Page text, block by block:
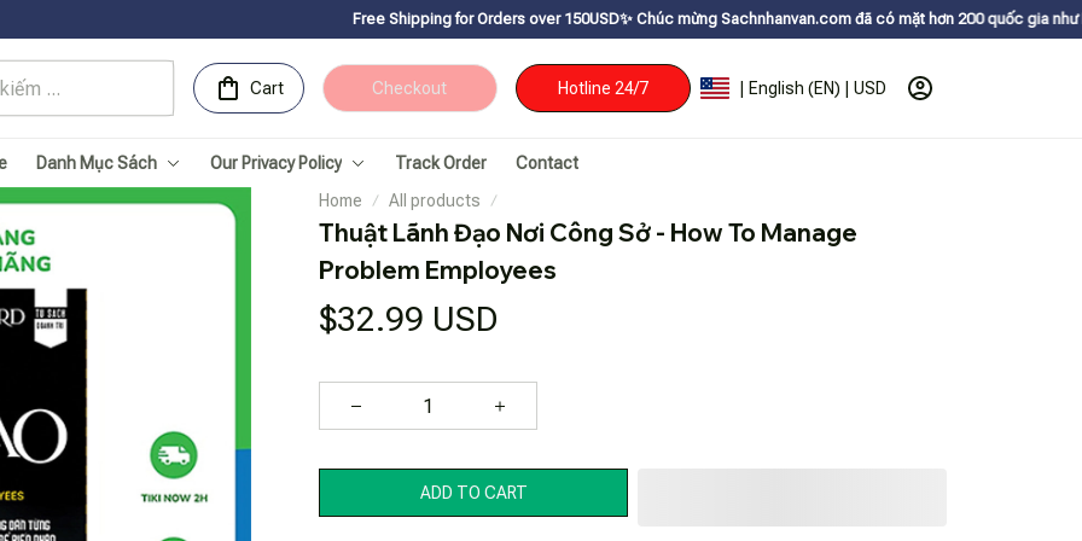
Free Shipping for Orders over 150USDㅤ✨ Chúc mừng Sachnhanvan.com đã có mặt hơn 200 quốc gia như Mỹ, Canada,
Cart Checkout Hotline 24/7 | English (EN) | USD
Danh Mục Sách Our Privacy Policy Track Order
Contact
Home
All products
Thuật Lãnh Đạo Nơi Công Sở - How To Manage
Problem Employees
$32.99 USD
ADD TO CART